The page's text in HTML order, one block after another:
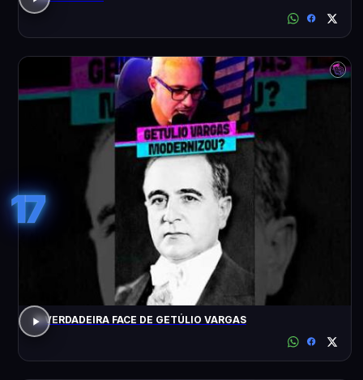
17
A VERDADEIRA FACE DE GETÚLIO VARGAS